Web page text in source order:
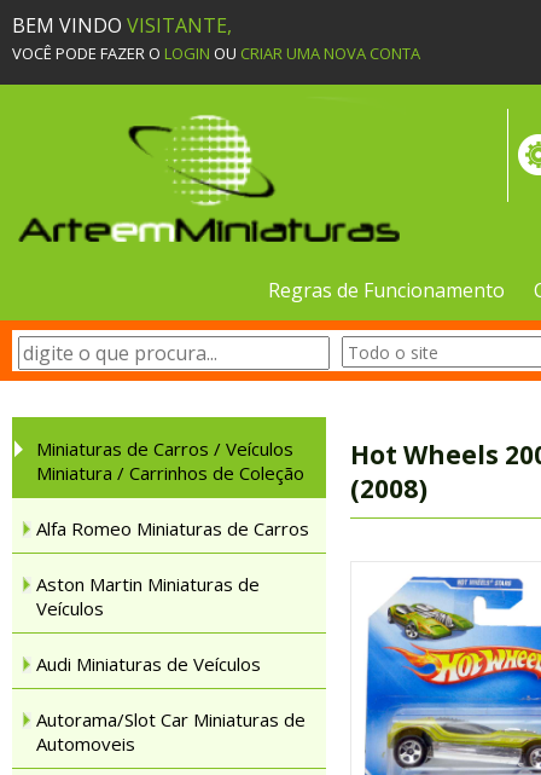
BEM VINDO VISITANTE,
VOCÊ PODE FAZER O LOGIN OU CRIAR UMA NOVA CONTA
Regras de Funcionamento
Miniaturas de Carros / Veículos
Miniatura / Carrinhos de Coleção
Alfa Romeo Miniaturas de Carros
Aston Martin Miniaturas de
Veículos
Audi Miniaturas de Veículos
Autorama/Slot Car Miniaturas de
Automoveis
Hot Wheels
(2008)